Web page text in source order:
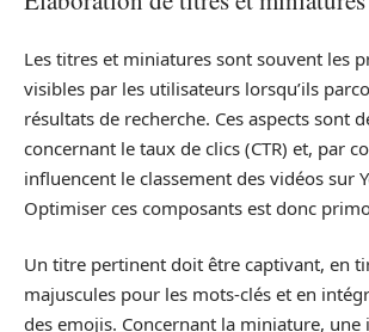
Les titres et miniatures sont souvent les
visibles par les utilisateurs lorsqu’ils
résultats de recherche. Ces aspects sont
concernant le taux de clics (CTR) et, par
influencent le classement des vidéos sur
Optimiser ces composants est donc
Un titre pertinent doit être captivant, en
majuscules pour les mots-clés et en
des emojis. Concernant la miniature, une